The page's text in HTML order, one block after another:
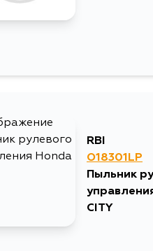
RBI
O18301LP
Пыльник
CITY